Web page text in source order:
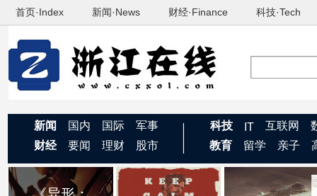
首页·Index 新闻·News 财经·Finance 科技·Tech
新闻 国内 国际
军事
财经
要闻 理财 股市
科技 IT 互联网
教育
留学 亲子